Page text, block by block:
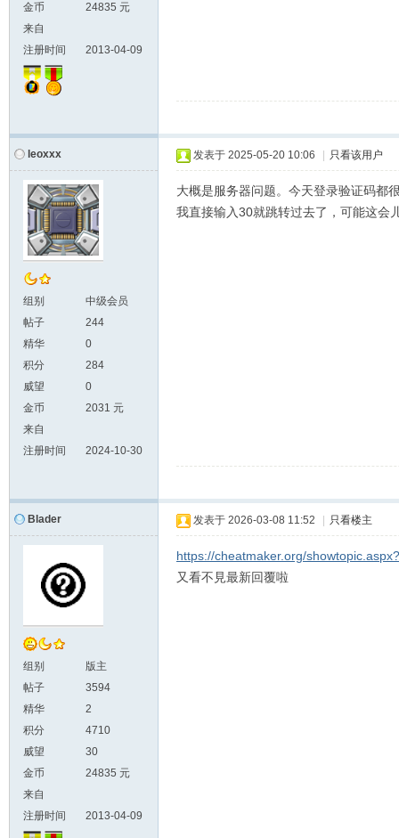
金币
24835 元
来自
注册时间
2013-04-09
leoxxx
组别
中级会员
帖子
244
精华
0
积分
284
威望
0
金币
2031 元
来自
注册时间
2024-10-30
发表于 2025-05-20 10:06 只看该用户
大概是服务器问题。今天登录验证码都
我直接输入30就跳转过去了，可能这会
Blader
组别
版主
帖子
3594
精华
2
积分
4710
威望
30
金币
24835 元
来自
注册时间
2013-04-09
发表于 2026-03-08 11:52 只看楼主
https://cheatmaker.org/
又看不見最新回覆啦